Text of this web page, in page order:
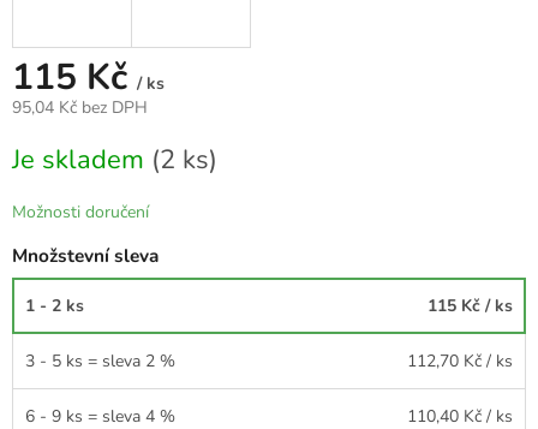
115 Kč / ks
95,04 Kč bez DPH
cena:
Je skladem (2 ks)
Možnosti doručení
Množstevní sleva
1 - 2 ks 115 Kč / ks
3 - 5 ks = sleva 2 % 112,70 Kč / ks
6 - 9 ks = sleva 4 % 110,40 Kč / ks